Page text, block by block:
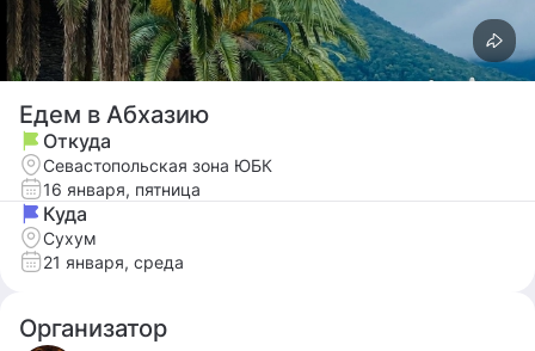
Едем в Абхазию
Откуда
Севастопольская зона ЮБК
16 января, пятница
Куда
Сухум
21 января, среда
Организатор